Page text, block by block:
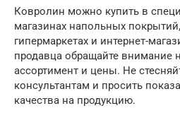
Ковролин можно купить в
магазинах напольных
гипермаркетах и интернет-
продавца обращайте внимание
ассортимент и цены. Не
консультантам и просить
качества на продукцию.